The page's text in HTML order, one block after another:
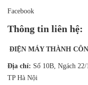
Facebook
Thông tin liên hệ:
ĐIỆN MÁY THÀNH
Địa chỉ: Số 10B, Ngách
TP Hà Nội